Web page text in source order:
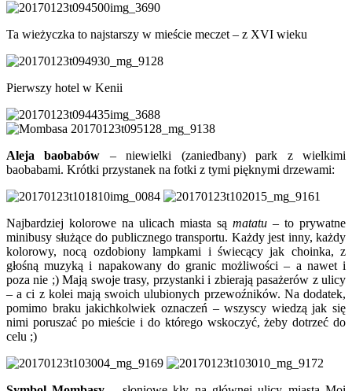
Ta wieżyczka to najstarszy w mieście meczet – z XVI wieku
Pierwszy hotel w Kenii
Aleja baobabów – niewielki (zaniedbany) park z wielkimi
baobabami. Krótki przystanek na fotki z tymi pięknymi drzewami:
Najbardziej kolorowe na ulicach miasta są matatu – to prywatne
minibusy służące do publicznego transportu. Każdy jest inny, każdy
kolorowy, nocą ozdobiony lampkami i świecący jak choinka, z
głośną muzyką i napakowany do granic możliwości – a nawet i
poza nie ;) Mają swoje trasy, przystanki i zbierają pasażerów z ulicy
– a ci z kolei mają swoich ulubionych przewoźników. Na dodatek,
pomimo braku jakichkolwiek oznaczeń – wszyscy wiedzą jak się
nimi poruszać po mieście i do którego wskoczyć, żeby dotrzeć do
celu ;)